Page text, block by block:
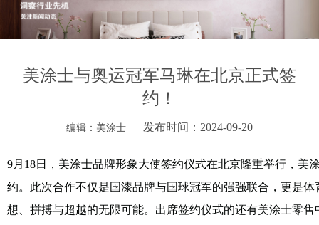
美涂士与奥运冠军马琳在北京正式签
约！
编辑：美涂士 发布时间：2024-09-20
9月18日，美涂士品牌形象大使签约仪式在北京隆重举行，美
约。此次合作不仅是国漆品牌与国球冠军的强强联合，更是
想、拼搏与超越的无限可能。出席签约仪式的还有美涂士零